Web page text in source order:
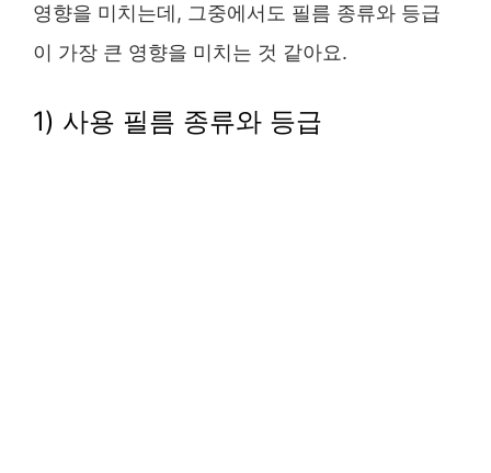
영향을 미치는데, 그중에서도 필름 종류와 등급
이 가장 큰 영향을 미치는 것 같아요.
1) 사용 필름 종류와 등급